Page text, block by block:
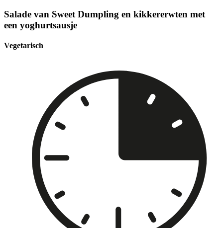
Salade van Sweet Dumpling en kikkererwten met
een yoghurtsausje
Vegetarisch